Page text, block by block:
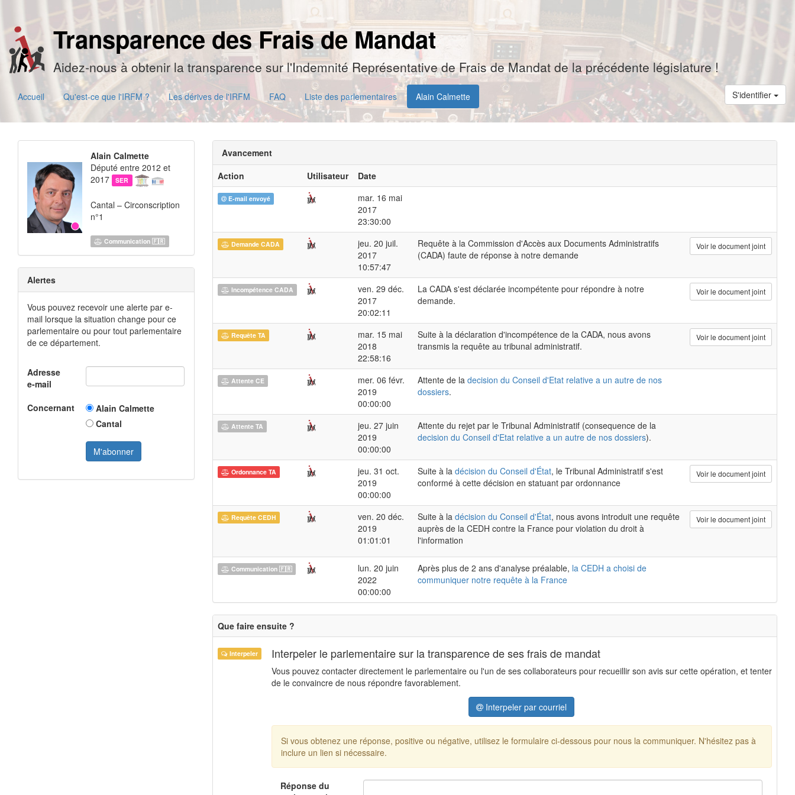
Transparence des Frais de Mandat
Aidez-nous à obtenir la transparence sur l'Indemnité Représentative de Frais de Mandat de la précédente législature !
Accueil Qu'est-ce que l'IRFM ? Les dérives de l'IRFM FAQ Liste des parlementaires Alain Calmette S'identifier
Alain Calmette
Député entre 2012 et
2017
SER
Cantal – Circonscription
n°1
Communication 🇫🇷
Alertes
Vous pouvez recevoir une alerte par e-
mail lorsque la situation change pour ce
parlementaire ou pour tout parlementaire
de ce département.
Adresse
e-mail
Concernant
Alain Calmette
Cantal
Avancement
Action
Utilisateur Date
E-mail envoyé
mar. 16 mai
2017
23:30:00
Demande CADA
jeu. 20 juil.
2017
10:57:47
Requête à la Commission d'Accès aux Documents Administratifs
(CADA) faute de réponse à notre demande
Voir le document joint
Incompétence CADA
ven. 29 déc.
2017
20:02:11
La CADA s'est déclarée incompétente pour répondre à notre
demande.
Voir le document joint
Requête TA
mar. 15 mai
2018
22:58:16
Suite à la déclaration d'incompétence de la CADA, nous avons
transmis la requête au tribunal administratif.
Voir le document joint
Attente CE
mer. 06 févr.
2019
00:00:00
Attente de la decision du Conseil d'Etat relative a un autre de nos
dossiers.
Attente TA
jeu. 27 juin
2019
00:00:00
Attente du rejet par le Tribunal Administratif (consequence de la
decision du Conseil d'Etat relative a un autre de nos dossiers).
Ordonnance TA
jeu. 31 oct.
2019
00:00:00
Suite à la décision du Conseil d'État, le Tribunal Administratif s'est
conformé à cette décision en statuant par ordonnance
Voir le document joint
Requête CEDH
ven. 20 déc.
2019
01:01:01
Suite à la décision du Conseil d'État, nous avons introduit une requête
auprès de la CEDH contre la France pour violation du droit à
l'information
Voir le document joint
Communication 🇫🇷
lun. 20 juin
2022
00:00:00
Après plus de 2 ans d'analyse préalable, la CEDH a choisi de
communiquer notre requête à la France
Que faire ensuite ?
Interpeler Interpeler le parlementaire sur la transparence de ses frais de mandat
Vous pouvez contacter directement le parlementaire ou l'un de ses collaborateurs pour recueillir son avis sur cette opération, et tenter
de le convaincre de nous répondre favorablement.
Interpeler par courriel
Si vous obtenez une réponse, positive ou négative, utilisez le formulaire ci-dessous pour nous la communiquer. N'hésitez pas à
inclure un lien si nécessaire.
Réponse du